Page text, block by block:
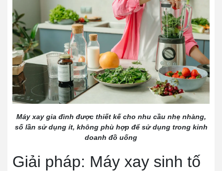
Máy xay gia đình được thiết kế cho nhu cầu nhẹ nhàng,
số lần sử dụng ít, không phù hợp để sử dụng trong kinh
doanh đồ uống
Giải pháp: Máy xay sinh tố